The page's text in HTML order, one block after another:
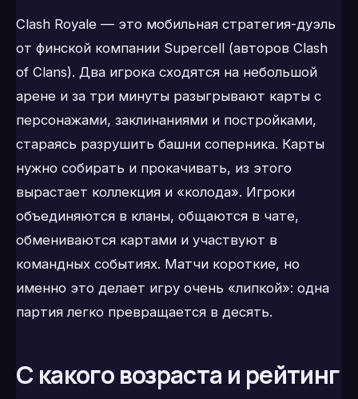
Clash Royale — это мобильная стратегия-дуэль
от финской компании Supercell (авторов Clash
of Clans). Два игрока сходятся на небольшой
арене и за три минуты разыгрывают карты с
персонажами, заклинаниями и постройками,
стараясь разрушить башни соперника. Карты
нужно собирать и прокачивать, из этого
вырастает коллекция и «колода». Игроки
объединяются в кланы, общаются в чате,
обмениваются картами и участвуют в
командных событиях. Матчи короткие, но
именно это делает игру очень «липкой»: одна
партия легко превращается в десять.
С какого возраста и рейтинг